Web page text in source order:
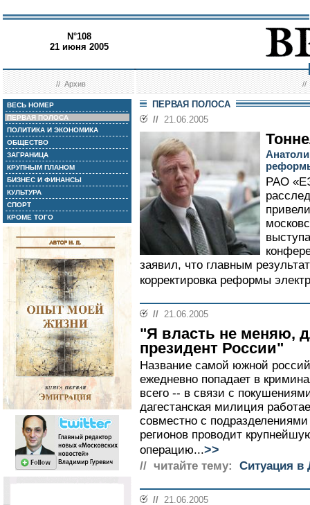
N°108
21 июня 2005
//Архив //
ВЕСЬ НОМЕР
ПЕРВАЯ ПОЛОСА
ПОЛИТИКА И ЭКОНОМИКА
ОБЩЕСТВО
ЗАГРАНИЦА
КРУПНЫМ ПЛАНОМ
БИЗНЕС И ФИНАНСЫ
КУЛЬТУРА
СПОРТ
КРОМЕ ТОГО
ПЕРВАЯ ПОЛОСА
// 21.06.2005
РАО
заявил, что главным
корректировка реформы
// 21.06.2005
"Я власть не меняю,
президент России"
Название самой южной
ежедневно попадает в
всего -- в связи с
дагестанская милиция
совместно с
регионов проводит
операцию...>>
// читайте тему: Ситуация в
// 21.06.2005